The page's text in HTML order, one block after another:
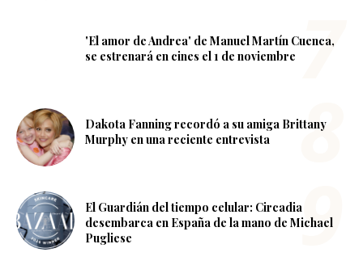
'El amor de Andrea' de Manuel Martín Cuenca,
se estrenará en cines el 1 de noviembre
Dakota Fanning recordó a su amiga Brittany
Murphy en una reciente entrevista
El Guardián del tiempo celular: Circadia
desembarca en España de la mano de Michael
Pugliese